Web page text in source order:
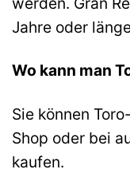
Jahre oder
Wo kann man
Sie können
Shop oder bei
kaufen.